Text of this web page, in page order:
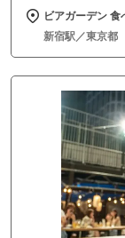
ビアガーデン
新宿駅／東京都